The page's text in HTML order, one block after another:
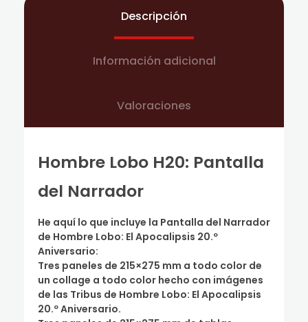
Descripción
Información adicional
Valoraciones
Hombre Lobo H20: Pantalla
del Narrador
He aquí lo que incluye la Pantalla del Narrador
de Hombre Lobo: El Apocalipsis 20.º
Aniversario:
Tres paneles de 215×275 mm a todo color de
un collage a todo color hecho con imágenes
de las Tribus de Hombre Lobo: El Apocalipsis
20.º Aniversario.